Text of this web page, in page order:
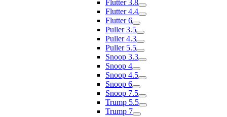
Flutter 3.8
Flutter 4.4
Flutter 6
Puller 3.5
Puller 4.3
Puller 5.5
Snoop 3.3
Snoop 4
Snoop 4.5
Snoop 6
Snoop 7.5
Trump 5.5
Trump 7